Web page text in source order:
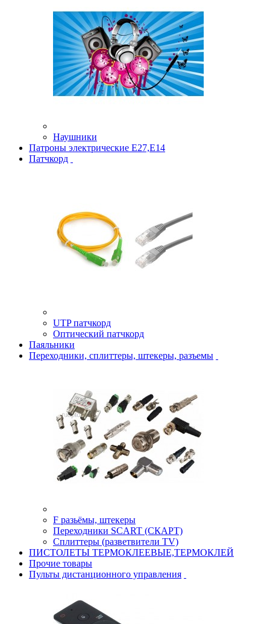
Наушники
Патроны электрические Е27,Е14
Патчкорд
UTP патчкорд
Оптический патчкорд
Паяльники
Переходники, сплиттеры, штекеры, разъемы
F разьёмы, штекеры
Переходники SCART (СКАРТ)
Сплиттеры (разветвители TV)
ПИСТОЛЕТЫ ТЕРМОКЛЕЕВЫЕ,ТЕРМОКЛЕЙ
Прочие товары
Пульты дистанционного управления